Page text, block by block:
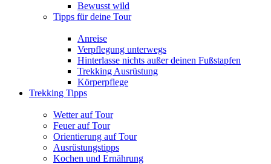
Bewusst wild
Tipps für deine Tour
Anreise
Verpflegung unterwegs
Hinterlasse nichts außer deinen Fußstapfen
Trekking Ausrüstung
Körperpflege
Trekking Tipps
Wetter auf Tour
Feuer auf Tour
Orientierung auf Tour
Ausrüstungstipps
Kochen und Ernährung